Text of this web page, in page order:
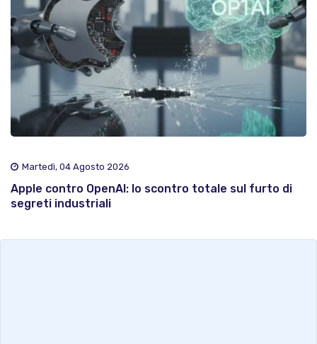
Martedì, 04 Agosto 2026
Apple contro OpenAI: lo scontro totale sul furto di
segreti industriali